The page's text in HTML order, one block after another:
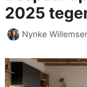
2025
Nynke